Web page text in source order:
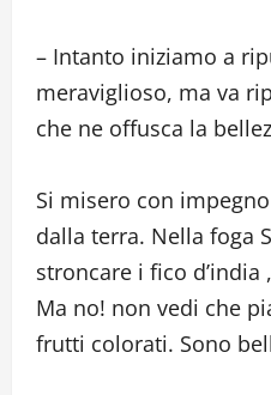
– Intanto iniziamo a
meraviglioso, ma va
che ne offusca la
Si misero con
dalla terra. Nella foga
stroncare i fico
Ma no! non vedi che
frutti colorati. Sono